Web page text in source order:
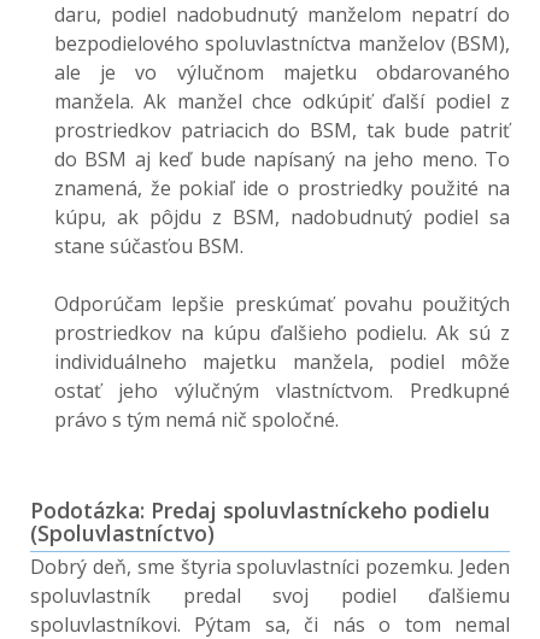
daru, podiel nadobudnutý manželom nepatrí do
bezpodielového spoluvlastníctva manželov (BSM),
ale je vo výlučnom majetku obdarovaného
manžela. Ak manžel chce odkúpiť ďalší podiel z
prostriedkov patriacich do BSM, tak bude patriť
do BSM aj keď bude napísaný na jeho meno. To
znamená, že pokiaľ ide o prostriedky použité na
kúpu, ak pôjdu z BSM, nadobudnutý podiel sa
stane súčasťou BSM.
Odporúčam lepšie preskúmať povahu použitých
prostriedkov na kúpu ďalšieho podielu. Ak sú z
individuálneho majetku manžela, podiel môže
ostať jeho výlučným vlastníctvom. Predkupné
právo s tým nemá nič spoločné.
Podotázka: Predaj spoluvlastníckeho podielu
(Spoluvlastníctvo)
Dobrý deň, sme štyria spoluvlastníci pozemku. Jeden
spoluvlastník predal svoj podiel ďalšiemu
spoluvlastníkovi. Pýtam sa, či nás o tom nemal